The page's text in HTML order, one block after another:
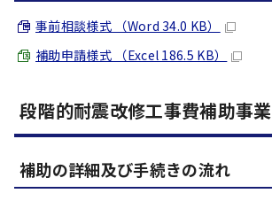
事前相談様式 （Word 34.0 KB）
補助申請様式 （Excel 186.5 KB）
段階的耐震改修工事費補助事業
補助の詳細及び手続きの流れ